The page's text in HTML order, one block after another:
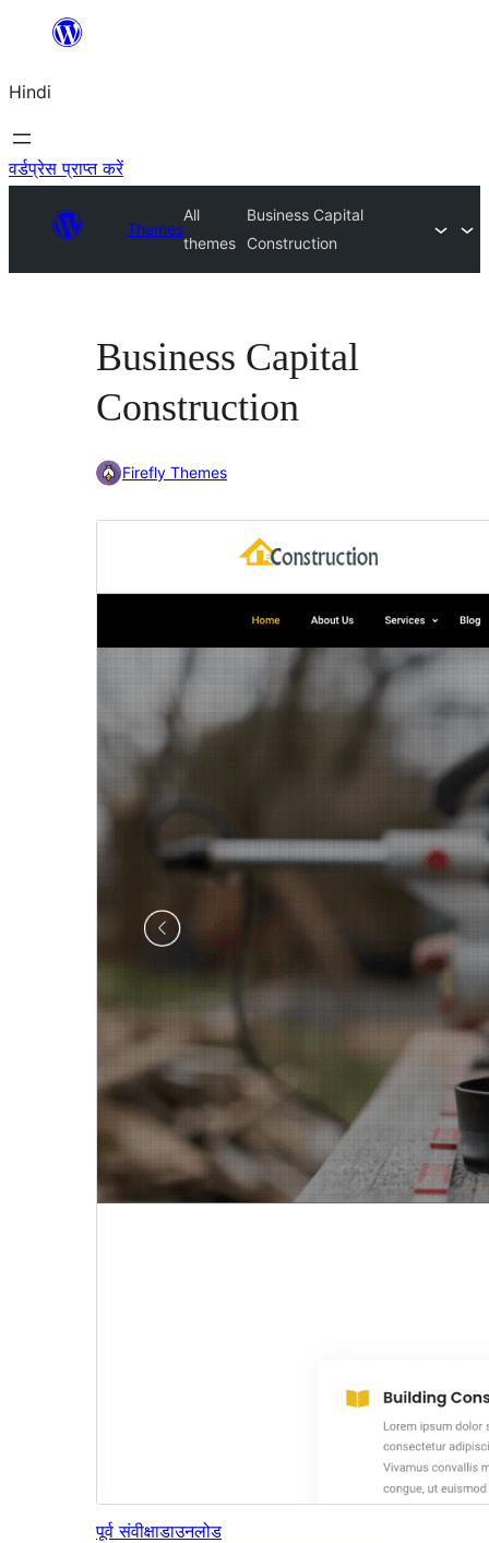
सामग्री
जाएं
Hindi
वर्डप्रेस प्राप्त करें
Themes
All
themes
Business Capital
Construction
Business Capital
Construction
Firefly Themes
पूर्व संवीक्षाडाउनलोड